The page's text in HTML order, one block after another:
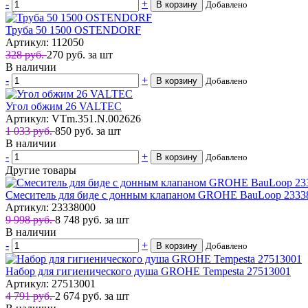
- + В корзину Добавлено
Труба 50 1500 OSTENDORF
Артикул: 112050
328 руб.270 руб. за шт
В наличии
-
+ В корзину Добавлено
Угол обжим 26 VALTEC
Артикул: VTm.351.N.002626
1 033 руб.850 руб. за шт
В наличии
-
+ В корзину Добавлено
Другие товары
Смеситель для биде с донным клапаном GROHE BauLoop
Артикул: 23338000
9 998 руб.8 748 руб. за шт
В наличии
-
+ В корзину Добавлено
Набор для гигиенического душа GROHE Tempesta 27513001
Артикул: 27513001
4 791 руб.2 674 руб. за шт